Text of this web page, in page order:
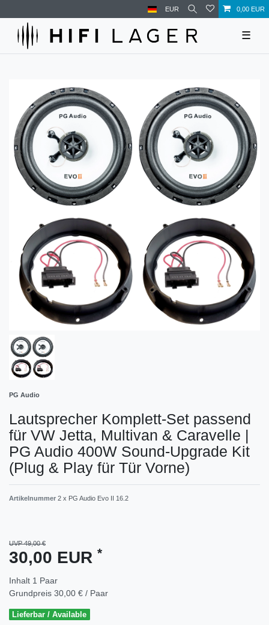
EUR 0,00 EUR
☰
PG Audio
Lautsprecher Komplett-Set passend
für VW Jetta, Multivan & Caravelle |
PG Audio 400W Sound-Upgrade Kit
(Plug & Play für Tür Vorne)
Artikelnummer 2 x PG Audio Evo II 16.2
UVP 49,00 €
30,00 EUR *
Inhalt 1 Paar
Grundpreis 30,00 € / Paar
Lieferbar / Available